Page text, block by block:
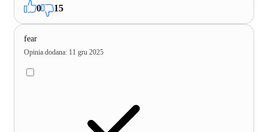
0 15
fear
Opinia dodana: 11 gru 2025